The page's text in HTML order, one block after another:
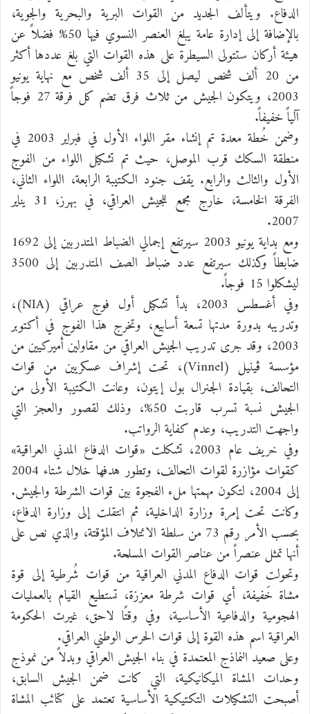
الدفاع. ويتألف الجديد من القوات البرية والبحرية والجوية،
بالإضافة إلى إدارة عامة يبلغ العنصر النسوي فيها 50% فضلاً عن
هيئة أركان ستتولى السيطرة على هذه القوات التي بلغ عددها أكثر
من 20 ألف شخص ليصل إلى 35 ألف شخص مع نهاية يونيو
2003، ويتكون الجيش من ثلاث فرق تضم كل فرقة 27 فوجاً
آلياً خفيفاً.
وضمن خُطة معدة تم إنشاء مقر اللواء الأول في فبراير 2003 في
منطقة السكك قرب الموصل، حيث تم تشكيل اللواء من الفوج
الأول والثالث والرابع. يقف جنود الكتيبة الرابعة، اللواء الثاني،
الفرقة الخامسة، خارج مجمع للجيش العراقي، في بهرز، 31 يناير
2007.
ومع بداية يونيو 2003 سيرتفع إجمالي الضباط المتدربين إلى 1692
ضابطاً وكذلك سيرتفع عدد ضباط الصف المتدربين إلى 3500
ليشكلوا 15 فوجاً.
وفي أغسطس 2003، بدأ تشكيل أول فوج عراقي (NIA)،
وتدريبه بدورة مدتها تسعة أسابيع، وتخرج هذا الفوج في أكتوبر
2003، وقد جرى تدريب الجيش العراقي من مقاولين أميركيين من
مؤسسة ڤينيل (Vinnel)، تحت إشراف عسكريين من قوات
التحالف، بقيادة الجنرال بول إيتون، وعانت الكتيبة الأولى من
الجيش نسبة تسرب قاربت 50%، وذلك لقصور والعجز التي
واجهت التدريب، وعدم كفاية الرواتب.
وفي خريف عام 2003، تشكلت «قوات الدفاع المدني العراقية»
كقوات مؤازرة لقوات التحالف، وتطور هدفها خلال شتاء 2004
إلى 2004، لتكون مهمتها ملء الفجوة بين قوات الشرطة والجيش.
وكانت تحت إمرة وزارة الداخلية، ثم انتقلت إلى وزارة الدفاع،
بحسب الأمر رقم 73 من سلطة الائتلاف المؤقتة، والذي نص على
أنها تمثل عنصراً من عناصر القوات المسلحة.
وتحولت قوات الدفاع المدني العراقية من قوات شُرطية إلى قوة
مشاة خَفيفة، أي قوات شرطة معززة، تستطيع القيام بالعمليات
الهجومية والدفاعية الأساسية، وفي وقتًا لاحق، غيرت الحكومة
العراقية اسم هذه القوة إلى قوات الحرس الوطني العراقي.
وعلى صعيد النماذج المعتمدة في بناء الجيش العراقي وبدلاً من نموذج
وحدات المشاة الميكانيكية، التي كانت ضمن الجيش السابق،
أصبحت التشكيلات التكتيكية الأساسية تعتمد على كتائب المشاة